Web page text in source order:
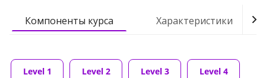
Компоненты курса Характеристики
Level 1 Level 2 Level 3 Level 4